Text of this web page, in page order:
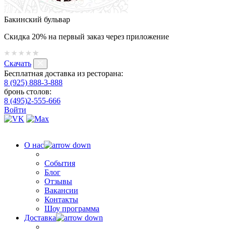
Бакинский бульвар
Скидка 20% на первый заказ через приложение
Скачать
Бесплатная доставка из ресторана:
8 (925) 888-3-888
бронь столов:
8 (495)2-555-666
Войти
О нас
События
Блог
Отзывы
Вакансии
Контакты
Шоу программа
Доставка